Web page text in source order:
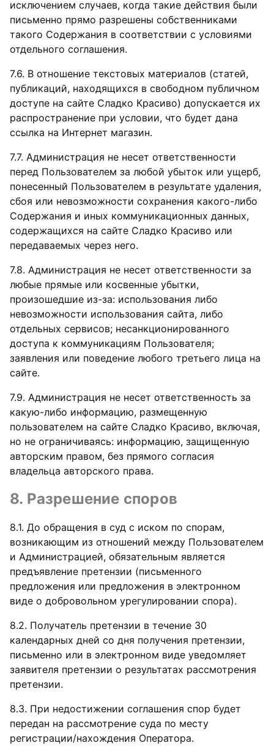
исключением случаев, когда такие действия были
письменно прямо разрешены собственниками
такого Содержания в соответствии с условиями
отдельного соглашения.
7.6. В отношение текстовых материалов (статей,
публикаций, находящихся в свободном публичном
доступе на сайте Сладко Красиво) допускается их
распространение при условии, что будет дана
ссылка на Интернет магазин.
7.7. Администрация не несет ответственности
перед Пользователем за любой убыток или ущерб,
понесенный Пользователем в результате удаления,
сбоя или невозможности сохранения какого-либо
Содержания и иных коммуникационных данных,
содержащихся на сайте Сладко Красиво или
передаваемых через него.
7.8. Администрация не несет ответственности за
любые прямые или косвенные убытки,
произошедшие из-за: использования либо
невозможности использования сайта, либо
отдельных сервисов; несанкционированного
доступа к коммуникациям Пользователя;
заявления или поведение любого третьего лица на
сайте.
7.9. Администрация не несет ответственность за
какую-либо информацию, размещенную
пользователем на сайте Сладко Красиво, включая,
но не ограничиваясь: информацию, защищенную
авторским правом, без прямого согласия
владельца авторского права.
8. Разрешение споров
8.1. До обращения в суд с иском по спорам,
возникающим из отношений между Пользователем
и Администрацией, обязательным является
предъявление претензии (письменного
предложения или предложения в электронном
виде о добровольном урегулировании спора).
8.2. Получатель претензии в течение 30
календарных дней со дня получения претензии,
письменно или в электронном виде уведомляет
заявителя претензии о результатах рассмотрения
претензии.
8.3. При недостижении соглашения спор будет
передан на рассмотрение суда по месту
регистрации/нахождения Оператора.